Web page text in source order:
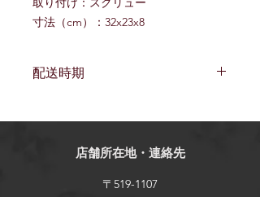
寸法（cm）：32x23x8
配送時期
元に届くまでに二ヶ月ほどの猶予
です。配送は1月中旬を予定してお
店舗所在地・連絡先
〒519-1107